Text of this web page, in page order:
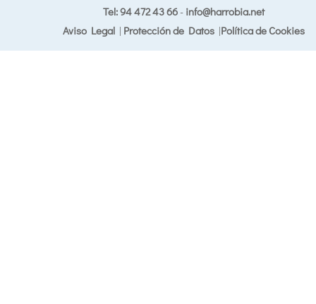
Tel: 94 472 43 66- info@harrobia.net
Aviso Legal| Protección de Datos|Política de Cookies